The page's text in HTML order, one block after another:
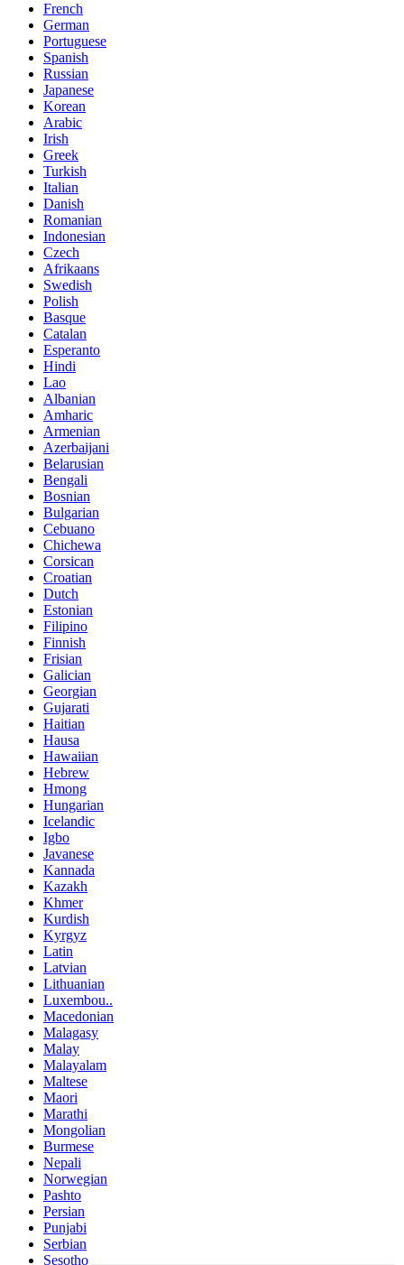
French
German
Portuguese
Spanish
Russian
Japanese
Korean
Arabic
Irish
Greek
Turkish
Italian
Danish
Romanian
Indonesian
Czech
Afrikaans
Swedish
Polish
Basque
Catalan
Esperanto
Hindi
Lao
Albanian
Amharic
Armenian
Azerbaijani
Belarusian
Bengali
Bosnian
Bulgarian
Cebuano
Chichewa
Corsican
Croatian
Dutch
Estonian
Filipino
Finnish
Frisian
Galician
Georgian
Gujarati
Haitian
Hausa
Hawaiian
Hebrew
Hmong
Hungarian
Icelandic
Igbo
Javanese
Kannada
Kazakh
Khmer
Kurdish
Kyrgyz
Latin
Latvian
Lithuanian
Luxembou..
Macedonian
Malagasy
Malay
Malayalam
Maltese
Maori
Marathi
Mongolian
Burmese
Nepali
Norwegian
Pashto
Persian
Punjabi
Serbian
Sesotho